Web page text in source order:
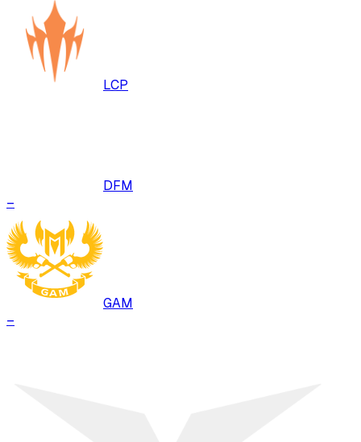
LCP
DFM
–
GAM
–